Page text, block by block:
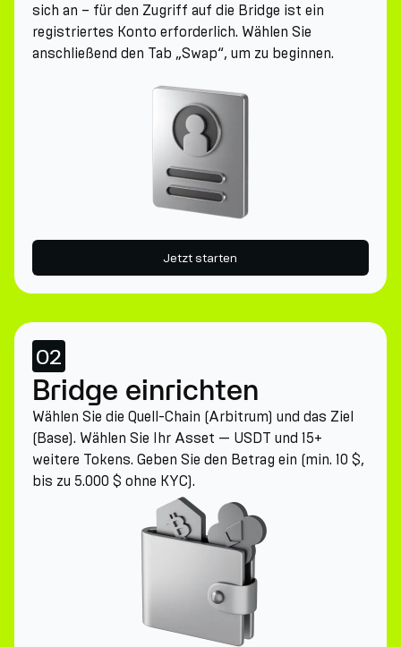
sich an – für den Zugriff auf die Bridge ist ein
registriertes Konto erforderlich. Wählen Sie
anschließend den Tab „Swap“, um zu beginnen.
Jetzt starten
02
Bridge einrichten
Wählen Sie die Quell-Chain (Arbitrum) und das Ziel
(Base). Wählen Sie Ihr Asset — USDT und 15+
weitere Tokens. Geben Sie den Betrag ein (min. 10 $,
bis zu 5.000 $ ohne KYC).